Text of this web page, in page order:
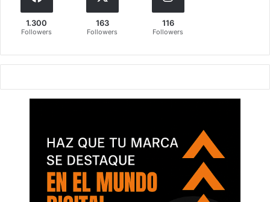
1.300
Followers
163
Followers
116
Followers